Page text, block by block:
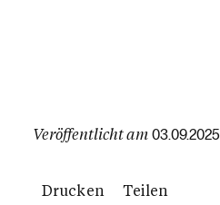
Veröffentlicht am 03.09.2025
Drucken Teilen